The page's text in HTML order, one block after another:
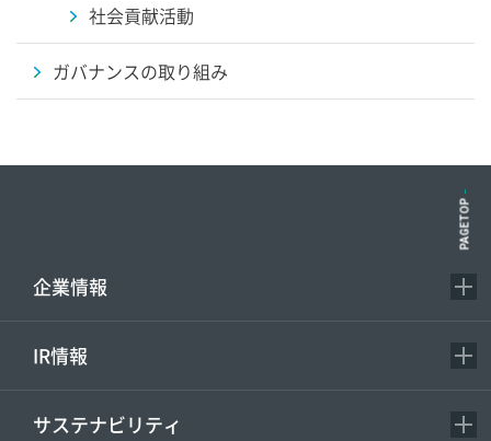
社会貢献活動
ガバナンスの取り組み
PAGETOP
企業情報
IR情報
サステナビリティ